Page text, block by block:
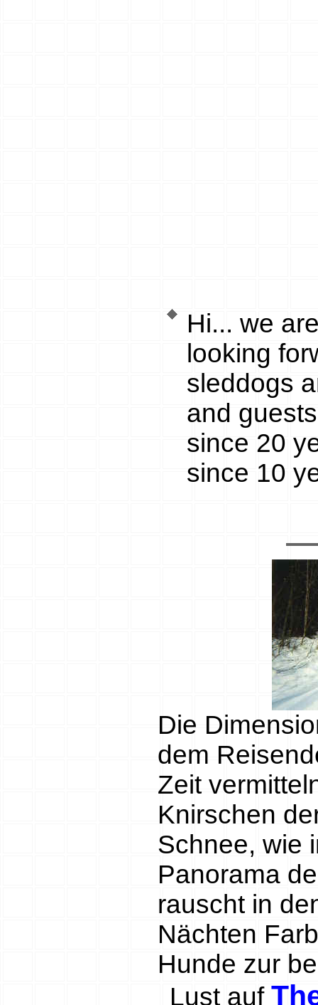
Hi... we
looking
sleddogs
and
since 20
since 10
Die
dem
Zeit
Knirschen
Schnee, wie
Panorama
rauscht in
Nächten
Hunde zur
Lust auf